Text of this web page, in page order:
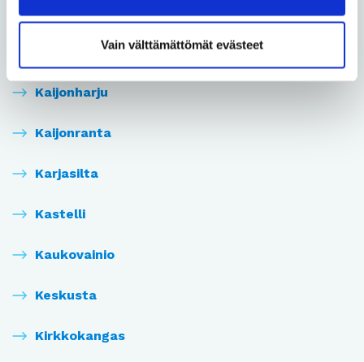
Vain välttämättömät evästeet
Kaijonharju
Kaijonranta
Karjasilta
Kastelli
Kaukovainio
Keskusta
Kirkkokangas